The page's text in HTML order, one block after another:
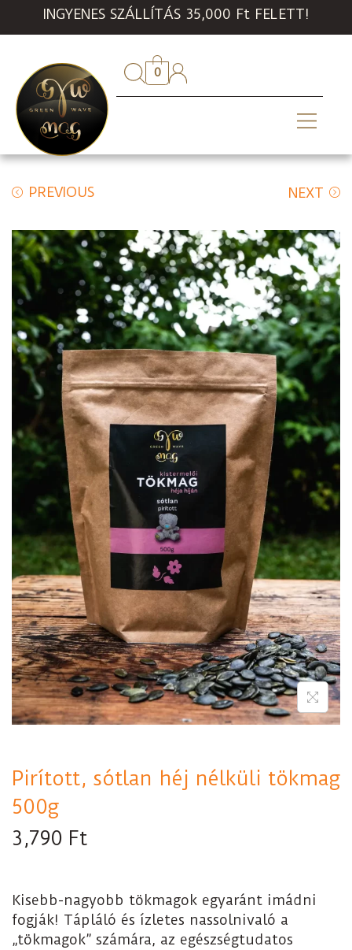
INGYENES SZÁLLÍTÁS 35,000 Ft FELETT!
0
PREVIOUS NEXT
Pirított, sótlan héj nélküli tökmag
500g
3,790 Ft
Kisebb-nagyobb tökmagok egyaránt imádni
fogják! Tápláló és ízletes nassolnivaló a
„tökmagok” számára, az egészségtudatos